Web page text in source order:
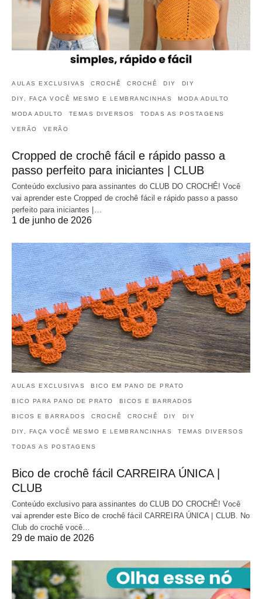
AULAS EXCLUSIVAS CROCHÊ CROCHÊ DIY DIY
DIY, FAÇA VOCÊ MESMO E LEMBRANCINHAS MODA ADULTO
MODA ADULTO TEMAS DIVERSOS TODAS AS POSTAGENS
VERÃO VERÃO
Cropped de crochê fácil e rápido passo a
passo perfeito para iniciantes | CLUB
Conteúdo exclusivo para assinantes do CLUB DO CROCHÊ! Você
vai aprender este Cropped de crochê fácil e rápido passo a passo
perfeito para iniciantes |…
1 de junho de 2026
AULAS EXCLUSIVAS BICO EM PANO DE PRATO
BICO PARA PANO DE PRATO BICOS E BARRADOS
BICOS E BARRADOS CROCHÊ CROCHÊ DIY DIY
DIY, FAÇA VOCÊ MESMO E LEMBRANCINHAS TEMAS DIVERSOS
TODAS AS POSTAGENS
Bico de crochê fácil CARREIRA ÚNICA |
CLUB
Conteúdo exclusivo para assinantes do CLUB DO CROCHÊ! Você
vai aprender este Bico de crochê fácil CARREIRA ÚNICA | CLUB. No
Club do crochê você…
29 de maio de 2026